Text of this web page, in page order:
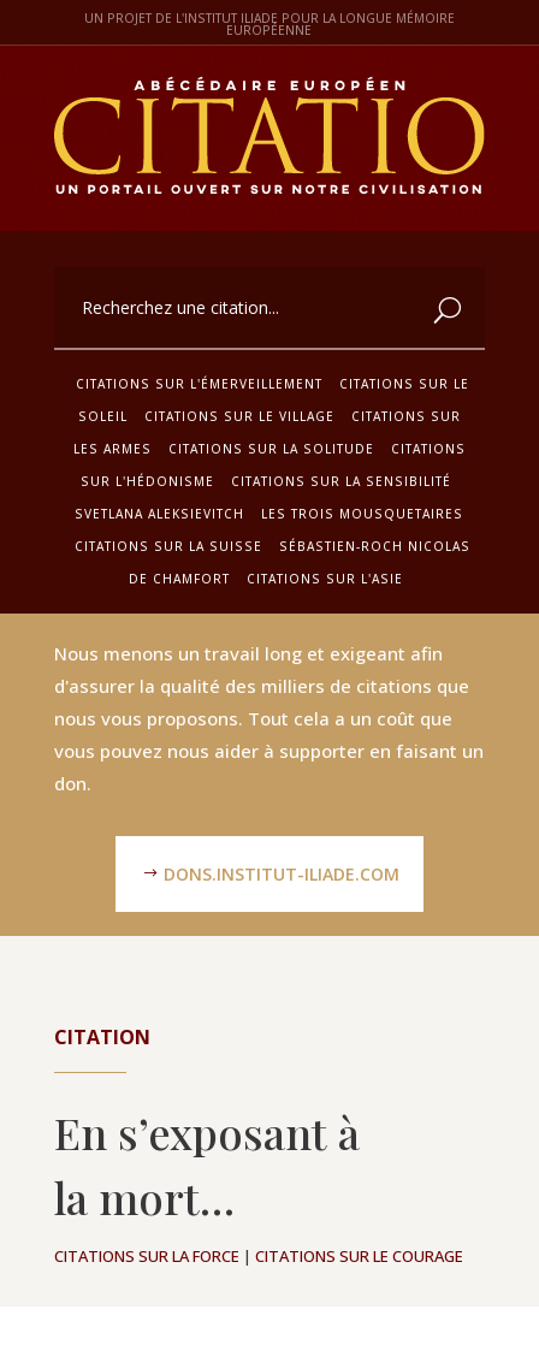
UN PROJET DE L'INSTITUT ILIADE POUR LA LONGUE MÉMOIRE
EUROPÉENNE
CITATIONS SUR L'ÉMERVEILLEMENT
CITATIONS SUR LE
SOLEIL
CITATIONS SUR LE VILLAGE
CITATIONS SUR
LES ARMES
CITATIONS SUR LA SOLITUDE
CITATIONS
SUR L'HÉDONISME
CITATIONS SUR LA SENSIBILITÉ
SVETLANA ALEKSIEVITCH
LES TROIS MOUSQUETAIRES
CITATIONS SUR LA SUISSE
SÉBASTIEN-ROCH NICOLAS
DE CHAMFORT
CITATIONS SUR L'ASIE
Nous menons un travail long et exigeant afin
d'assurer la qualité des milliers de citations que
nous vous proposons. Tout cela a un coût que
vous pouvez nous aider à supporter en faisant un
don.
DONS.INSTITUT-ILIADE.COM
CITATION
En s’exposant à
la mort…
CITATIONS SUR LA FORCE | CITATIONS SUR LE COURAGE